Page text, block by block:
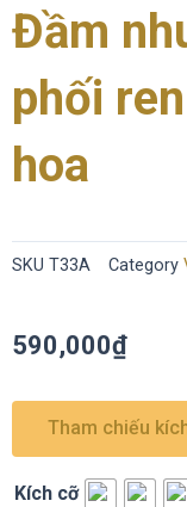
Đầm
phối
hoa
SKU T33A Category
590,000₫
Tham chiếu
Kích cỡ